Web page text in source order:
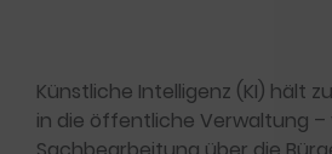
Künstliche Intelligenz (KI) hält
in die öffentliche Verwaltung –